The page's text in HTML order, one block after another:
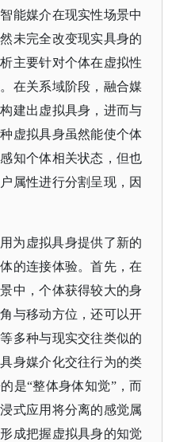
能媒介在现实性场景中
未完全改变现实具身的
主要针对个体在虚拟性
在关系域阶段，融合媒
建出虚拟具身，进而与
虚拟具身虽然能使个体
知个体相关状态，但也
属性进行分割呈现，因
为虚拟具身提供了新的
的连接体验。首先，在
中，个体获得较大的身
与移动方位，还可以开
多种与现实交往类似的
身媒介化交往行为的类
是“整体身体知觉”，而
式应用将分离的感觉属
成把握虚拟具身的知觉